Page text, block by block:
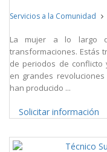
Servicios a la Comunidad
La mujer a lo largo
transformaciones. Estás
de periodos de conflicto
en grandes
han producido ...
Solicitar información